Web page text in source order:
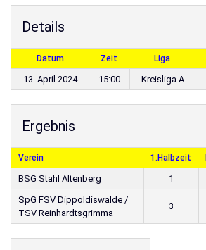
Details
Datum Zeit Liga
13. April 2024 15:00 Kreisliga A
Ergebnis
Verein 1.Halbzeit
BSG Stahl Altenberg 1
SpG FSV Dippoldiswalde /
TSV Reinhardtsgrimma
3